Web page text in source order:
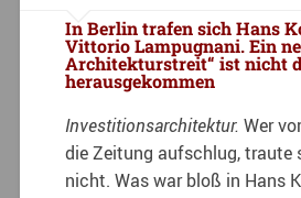
In Berlin trafen sich Hans
Vittorio Lampugnani. Ein
Architekturstreit“ ist nicht
herausgekommen
Investitionsarchitektur. Wer
die Zeitung aufschlug, traute
nicht. Was war bloß in Hans